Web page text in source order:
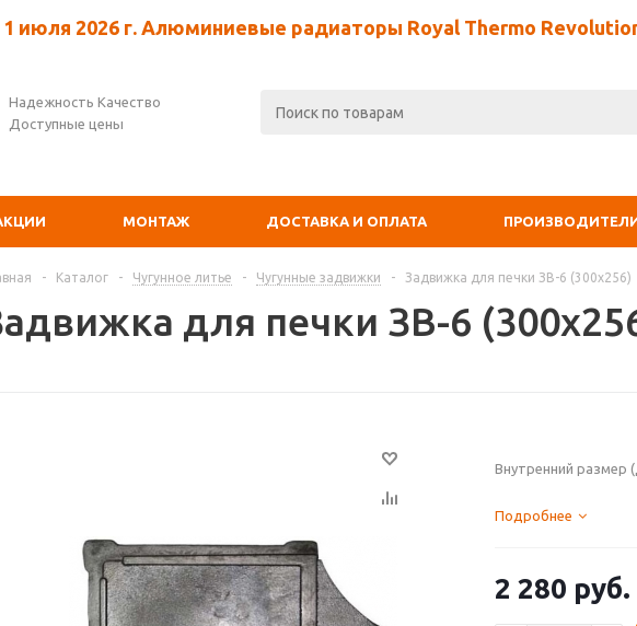
июля 2026 г. Алюминиевые радиаторы Royal Thermo
Надежность Качество
Доступные цены
МОНТАЖ ДОСТАВКА И ОПЛАТА
- Каталог - Чугунное литье - Чугунные задвижки - Задвижка для печки ЗВ-6 (300х256)
для печки ЗВ-6
Внутренний размер
Подробнее
2 280 руб.